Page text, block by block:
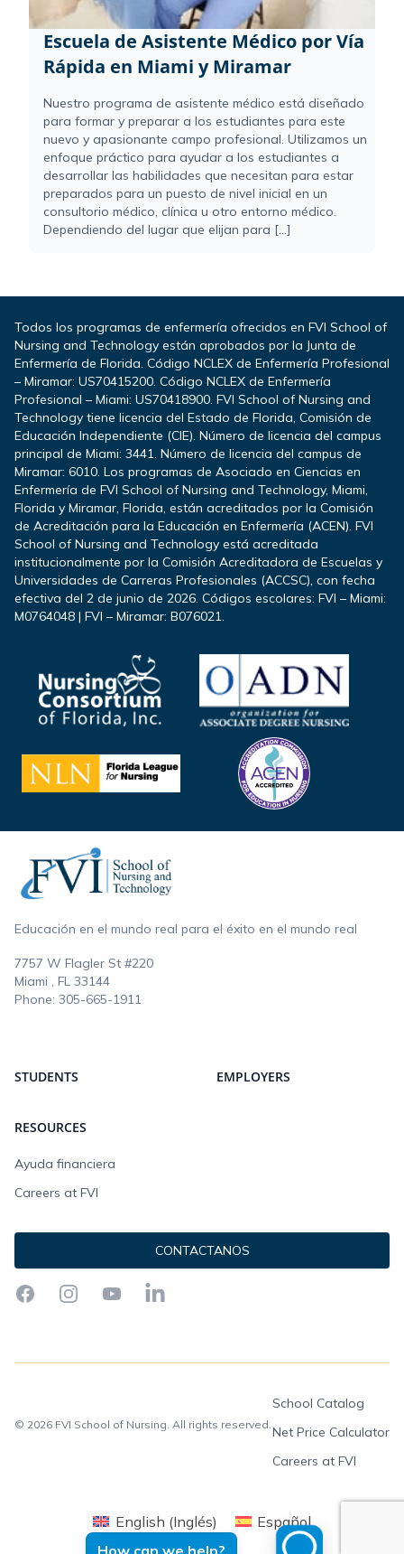
How can we help?
Escuela de Asistente Médico por Vía
Rápida en Miami y Miramar
Nuestro programa de asistente médico está diseñado
para formar y preparar a los estudiantes para este
nuevo y apasionante campo profesional. Utilizamos un
enfoque práctico para ayudar a los estudiantes a
desarrollar las habilidades que necesitan para estar
preparados para un puesto de nivel inicial en un
consultorio médico, clínica u otro entorno médico.
Dependiendo del lugar que elijan para [...]
Todos los programas de enfermería ofrecidos en FVI School of
Nursing and Technology están aprobados por la Junta de
Enfermería de Florida. Código NCLEX de Enfermería Profesional
– Miramar: US70415200. Código NCLEX de Enfermería
Profesional – Miami: US70418900. FVI School of Nursing and
Technology tiene licencia del Estado de Florida, Comisión de
Educación Independiente (CIE). Número de licencia del campus
principal de Miami: 3441. Número de licencia del campus de
Miramar: 6010. Los programas de Asociado en Ciencias en
Enfermería de FVI School of Nursing and Technology, Miami,
Florida y Miramar, Florida, están acreditados por la Comisión
de Acreditación para la Educación en Enfermería (ACEN). FVI
School of Nursing and Technology está acreditada
institucionalmente por la Comisión Acreditadora de Escuelas y
Universidades de Carreras Profesionales (ACCSC), con fecha
efectiva del 2 de junio de 2026. Códigos escolares: FVI – Miami:
M0764048 | FVI – Miramar: B076021.
Educación en el mundo real para el éxito en el mundo real
7757 W Flagler St #220
Miami , FL 33144
Phone: 305-665-1911
STUDENTS EMPLOYERS
RESOURCES
Ayuda financiera
Careers at FVI
CONTACTANOS
FacebookInstagramYouTubeLinkedIn
© 2026 FVI School of Nursing. All rights reserved.
School Catalog
Net Price Calculator
Careers at FVI
English (Inglés) Español